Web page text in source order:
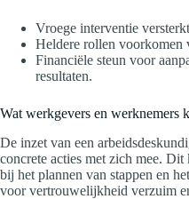
Vroege interventie
Heldere rollen voorkomen
Financiële steun voor
resultaten.
Wat werkgevers en werknemers
De inzet van een
concrete acties met zich mee.
bij het plannen van stappen en
voor vertrouwelijkheid verzuim